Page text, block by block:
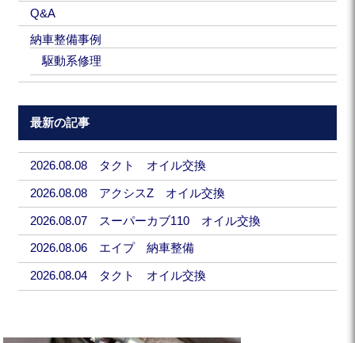
Q&A
納車整備事例
駆動系修理
最新の記事
2026.08.08 タクト オイル交換
2026.08.08 アクシスZ オイル交換
2026.08.07 スーパーカブ110 オイル交換
2026.08.06 エイプ 納車整備
2026.08.04 タクト オイル交換